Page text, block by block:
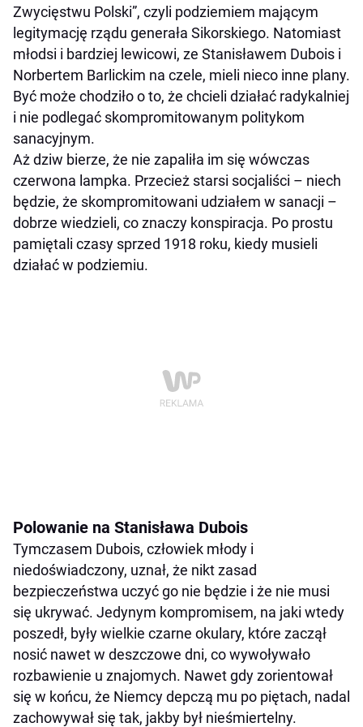
Zwycięstwu Polski”, czyli podziemiem mającym
legitymację rządu generała Sikorskiego. Natomiast
młodsi i bardziej lewicowi, ze Stanisławem Dubois i
Norbertem Barlickim na czele, mieli nieco inne plany.
Być może chodziło o to, że chcieli działać radykalniej
i nie podlegać skompromitowanym politykom
sanacyjnym.
Aż dziw bierze, że nie zapaliła im się wówczas
czerwona lampka. Przecież starsi socjaliści – niech
będzie, że skompromitowani udziałem w sanacji –
dobrze wiedzieli, co znaczy konspiracja. Po prostu
pamiętali czasy sprzed 1918 roku, kiedy musieli
działać w podziemiu.
Polowanie na Stanisława Dubois
Tymczasem Dubois, człowiek młody i
niedoświadczony, uznał, że nikt zasad
bezpieczeństwa uczyć go nie będzie i że nie musi
się ukrywać. Jedynym kompromisem, na jaki wtedy
poszedł, były wielkie czarne okulary, które zaczął
nosić nawet w deszczowe dni, co wywoływało
rozbawienie u znajomych. Nawet gdy zorientował
się w końcu, że Niemcy depczą mu po piętach, nadal
zachowywał się tak, jakby był nieśmiertelny.